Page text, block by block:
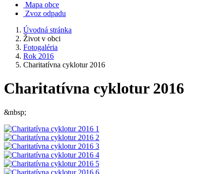
Mapa obce
Zvoz odpadu
Úvodná stránka
Život v obci
Fotogaléria
Rok 2016
Charitatívna cyklotur 2016
Charitatívna cyklotur 2016
&nbsp;